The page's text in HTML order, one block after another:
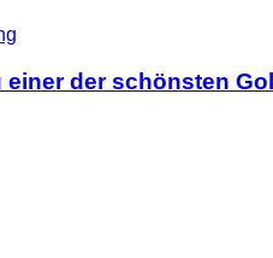
einer der schönsten